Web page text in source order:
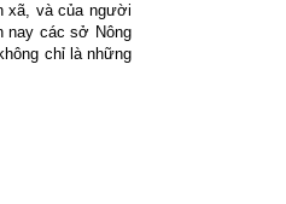
xã, và của người
nay các sở Nông
chỉ là những